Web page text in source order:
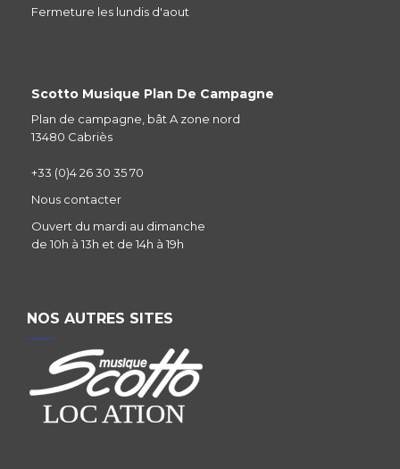
Fermeture les lundis d'aout
Scotto Musique Plan De Campagne
Plan de campagne, bât A zone nord
13480 Cabriès
+33 (0)4 26 30 35 70
Nous contacter
Ouvert du mardi au dimanche
de 10h à 13h et de 14h à 19h
NOS AUTRES SITES